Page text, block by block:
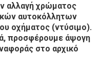
αλλαγή χρώματος
αυτοκόλλητων
οχήματος (ντύσιμο).
, προσφέρουμε άψογη
στο αρχικό